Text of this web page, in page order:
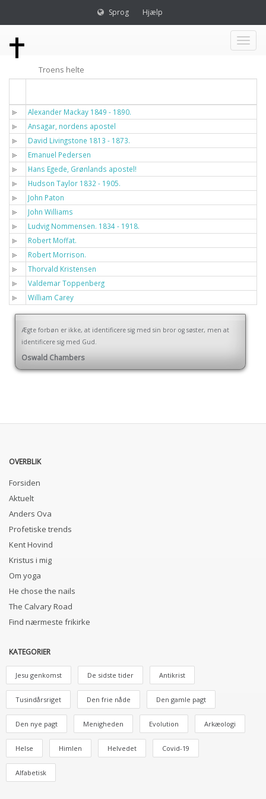
Sprog Hjælp
Toggle
Troens helte
Alexander Mackay 1849 - 1890.
Ansagar, nordens apostel
David Livingstone 1813 - 1873.
Emanuel Pedersen
Hans Egede, Grønlands apostel!
Hudson Taylor 1832 - 1905.
John Paton
John Williams
Ludvig Nommensen. 1834 - 1918.
Robert Moffat.
Robert Morrison.
Thorvald Kristensen
Valdemar Toppenberg
William Carey
Ægte forbøn er ikke, at identificere sig med sin bror og søster, men at
identificere sig med Gud.
Oswald Chambers
OVERBLIK
Forsiden
Aktuelt
Anders Ova
Profetiske trends
Kent Hovind
Kristus i mig
Om yoga
He chose the nails
The Calvary Road
Find nærmeste frikirke
KATEGORIER
Jesu genkomst De sidste tider Antikrist
Tusindårsriget Den frie nåde Den gamle pagt
Den nye pagt Menigheden Evolution Arkæologi
Helse Himlen Helvedet Covid-19
Alfabetisk